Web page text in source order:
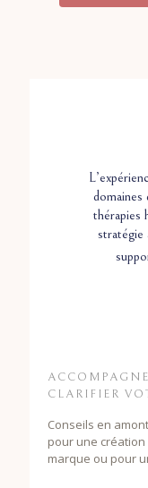
domaines
thérapies
stratégie
CLARIFIER
Conseils en
pour une
marque ou pour